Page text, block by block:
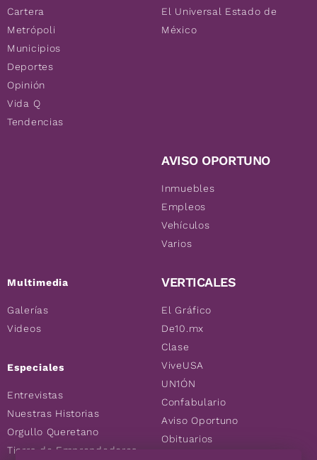
Cartera
Metrópoli
Municipios
Deportes
Opinión
Vida Q
Tendencias
Multimedia
Galerías
Videos
Especiales
Entrevistas
Nuestras Historias
Orgullo Queretano
Tierra de Emprendedores
El Universal Estado de
México
AVISO OPORTUNO
Inmuebles
Empleos
Vehículos
Varios
VERTICALES
El Gráfico
De10.mx
Clase
ViveUSA
UN1ÓN
Confabulario
Aviso Oportuno
Obituarios